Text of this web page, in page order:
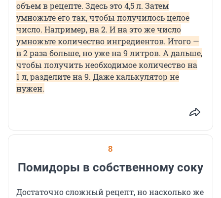
объем в рецепте. Здесь это 4,5 л. Затем
умножьте его так, чтобы получилось целое
число. Например, на 2. И на это же число
умножьте количество ингредиентов. Итого —
в 2 раза больше, но уже на 9 литров. А дальше,
чтобы получить необходимое количество на
1 л, разделите на 9. Даже калькулятор не
нужен.
8
Помидоры в собственному соку
Достаточно сложный рецепт, но насколько же